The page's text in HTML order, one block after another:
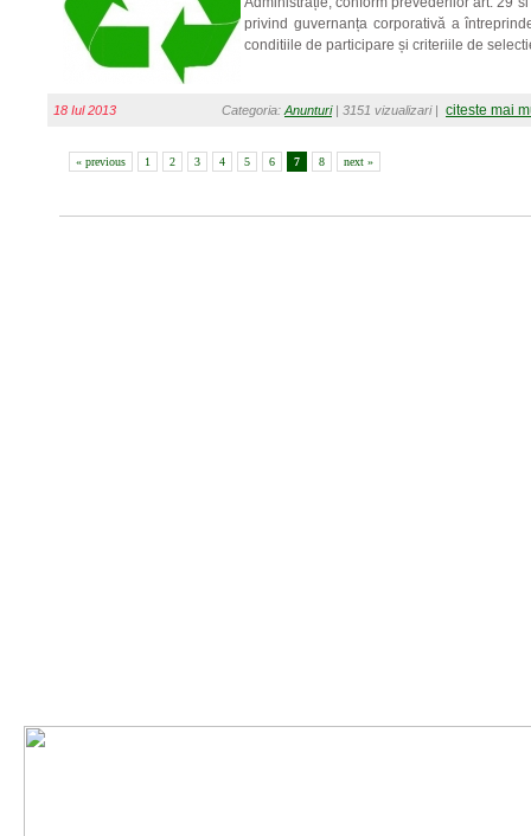
privind guvernanța corporativă a
conditiile de participare și criteriile de
18 Iul 2013 Categoria: Anunturi| 3151 vizualizari | citeste mai
« previous 1 2 3 4 5 6 7 8 next »